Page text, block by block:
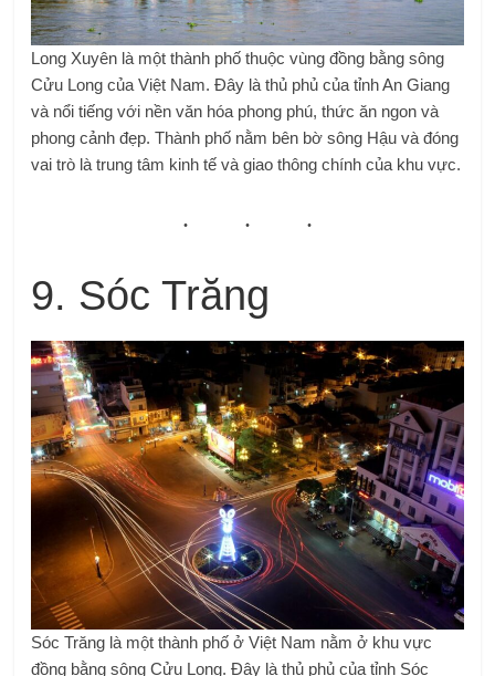
Long Xuyên là một thành phố thuộc vùng đồng bằng sông
Cửu Long của Việt Nam. Đây là thủ phủ của tỉnh An Giang
và nổi tiếng với nền văn hóa phong phú, thức ăn ngon và
phong cảnh đẹp. Thành phố nằm bên bờ sông Hậu và đóng
vai trò là trung tâm kinh tế và giao thông chính của khu vực.
9. Sóc Trăng
Sóc Trăng là một thành phố ở Việt Nam nằm ở khu vực
đồng bằng sông Cửu Long. Đây là thủ phủ của tỉnh Sóc